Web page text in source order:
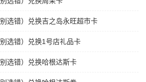
选错）兑换吉之岛永旺超市卡
选错）兑换1号店礼品卡
选错）兑换哈根达斯卡